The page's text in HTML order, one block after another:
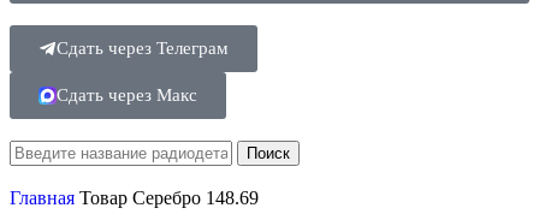
Сдать через Телеграм
Сдать через Макс
Поиск
Главная Товар Серебро 148.69